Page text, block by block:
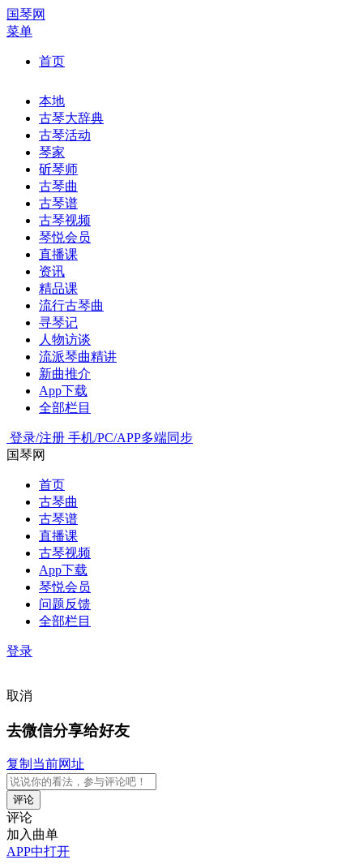
国琴网
菜单
首页
本地
古琴大辞典
古琴活动
琴家
斫琴师
古琴曲
古琴谱
古琴视频
琴悦会员
直播课
资讯
精品课
流行古琴曲
寻琴记
人物访谈
流派琴曲精讲
新曲推介
App下载
全部栏目
登录/注册 手机/PC/APP多端同步
国琴网
首页
古琴曲
古琴谱
直播课
古琴视频
App下载
琴悦会员
问题反馈
全部栏目
登录
取消
去微信分享给好友
复制当前网址
评论
评论
加入曲单
APP中打开